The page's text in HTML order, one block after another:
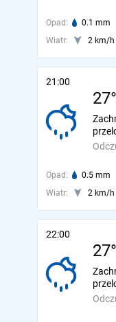
Opad: 0.1 mm
Wiatr:
2 km/h
21:00
Opad: 0.5 mm
Wiatr:
2 km/h
22:00